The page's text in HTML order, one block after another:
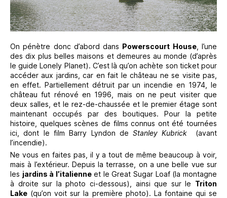
On pénètre donc d’abord dans Powerscourt House, l’une
des dix plus belles maisons et demeures au monde (d’après
le guide Lonely Planet). C’est là qu’on achète son ticket pour
accéder aux jardins, car en fait le château ne se visite pas,
en effet. Partiellement détruit par un incendie en 1974, le
château fut rénové en 1996, mais on ne peut visiter que
deux salles, et le rez-de-chaussée et le premier étage sont
maintenant occupés par des boutiques. Pour la petite
histoire, quelques scènes de films connus ont été tournées
ici, dont le film Barry Lyndon deStanley Kubrick (avant
l’incendie).
Ne vous en faites pas, il y a tout de même beaucoup à voir,
mais à l’extérieur. Depuis la terrasse, on a une belle vue sur
les jardins à l’italienne et le Great Sugar Loaf (la montagne
à droite sur la photo ci-dessous), ainsi que sur le Triton
Lake (qu’on voit sur la première photo). La fontaine qui se